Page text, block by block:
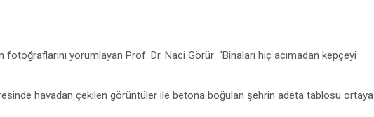
yorumlayan Prof. Dr. Naci Görür: “Binaları hiç acımadan kepçeyi
havadan çekilen görüntüler ile betona boğulan şehrin adeta tablosu ortaya